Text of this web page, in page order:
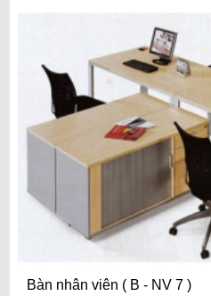
Bàn nhân viên ( B - NV 7 )